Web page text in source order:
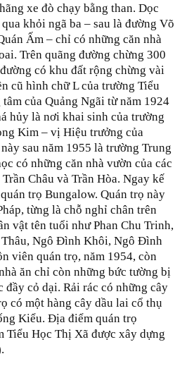
xe đò chạy bằng than. Dọc
khỏi ngã ba – sau là đường Võ
Ấm – chỉ có những căn nhà
Trên quãng đường chừng 300
có khu đất rộng chừng vài
cũ hình chữ L của trường Tiểu
của Quảng Ngãi từ năm 1924
hủy là nơi khai sinh của trường
Kim – vị Hiệu trưởng của
sau năm 1955 là trường Trung
có những căn nhà vườn của các
Châu và Trần Hòa. Ngay kế
trọ Bungalow. Quán trọ này
từng là chỗ nghỉ chân trên
vật tên tuổi như Phan Chu Trinh,
Thâu, Ngô Đình Khôi, Ngô Đình
viên quán trọ, năm 1954, còn
ăn chỉ còn những bức tường bị
đầy cỏ dại. Rải rác có những cây
có một hàng cây dầu lai cổ thụ
Kiểu. Địa điểm quán trọ
Tiểu Học Thị Xã được xây dựng